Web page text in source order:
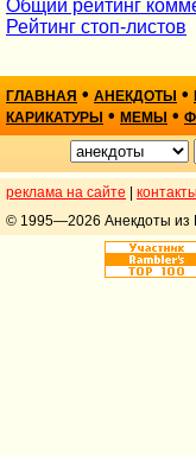
Общий рейтинг
Рейтинг стоп-листов
ГЛАВНАЯ • АНЕКДОТЫ •
КАРИКАТУРЫ • МЕМЫ •
реклама на сайте контакты
© 1995—2026 Анекдоты из